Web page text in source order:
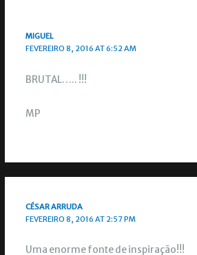
MIGUEL
FEVEREIRO 8, 2016 AT 6:52 AM
BRUTAL….. !!!
MP
CÉSAR ARRUDA
FEVEREIRO 8, 2016 AT 2:57 PM
Uma enorme fonte de inspiração!!!